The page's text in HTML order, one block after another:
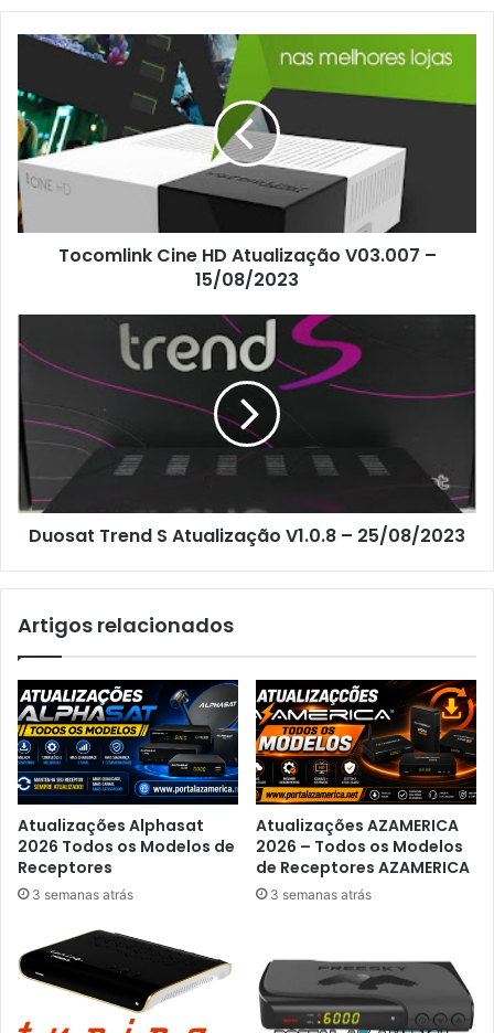
Tocomlink Cine HD Atualização V03.007 –
15/08/2023
Duosat Trend S Atualização V1.0.8 – 25/08/2023
Artigos relacionados
Atualizações Alphasat
2026 Todos os Modelos de
Receptores
3 semanas atrás
Atualizações AZAMERICA
2026 – Todos os Modelos
de Receptores AZAMERICA
3 semanas atrás